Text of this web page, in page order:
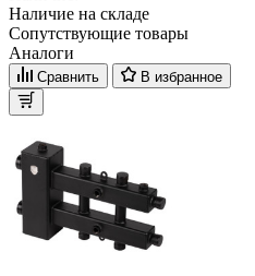
Наличие на складе
Сопутствующие товары
Аналоги
Сравнить В избранное